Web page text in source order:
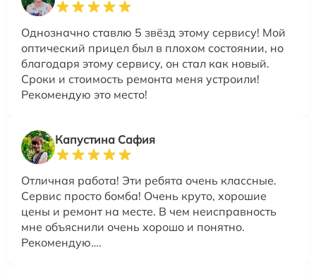
Однозначно ставлю 5 звёзд этому сервису! Мой
оптический прицел был в плохом состоянии, но
благодаря этому сервису, он стал как новый.
Сроки и стоимость ремонта меня устроили!
Рекомендую это место!
Капустина Сафия
Отличная работа! Эти ребята очень классные.
Сервис просто бомба! Очень круто, хорошие
цены и ремонт на месте. В чем неисправность
мне объяснили очень хорошо и понятно.
Рекомендую….